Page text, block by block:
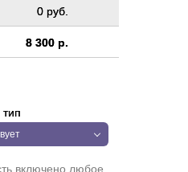
0 руб.
8 300 р.
включено любое